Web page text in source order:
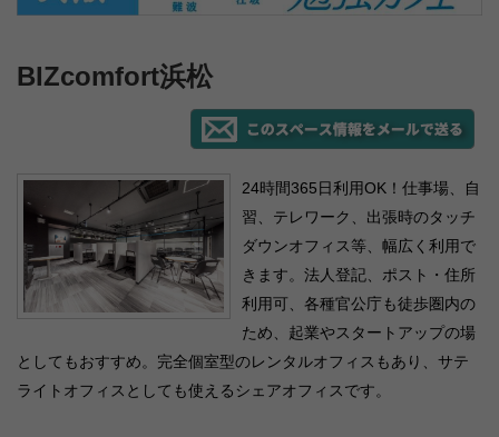
BIZcomfort浜松
24時間365日利用OK！仕事場、自
習、テレワーク、出張時のタッチ
ダウンオフィス等、幅広く利用で
きます。法人登記、ポスト・住所
利用可、各種官公庁も徒歩圏内の
ため、起業やスタートアップの場
としてもおすすめ。完全個室型のレンタルオフィスもあり、サテ
ライトオフィスとしても使えるシェアオフィスです。